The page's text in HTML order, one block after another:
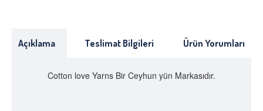
Açıklama Teslimat Bilgileri Ürün Yorumları
Cotton love Yarns Bir Ceyhun yün Markasıdır.